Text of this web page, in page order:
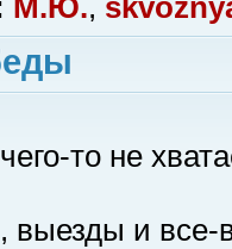
М.Ю.,
то не
выезды и все-